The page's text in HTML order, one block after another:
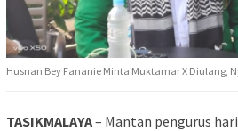
Husnan Bey Fananie Minta Muktamar X Diulang,
TASIKMALAYA– Mantan pengurus